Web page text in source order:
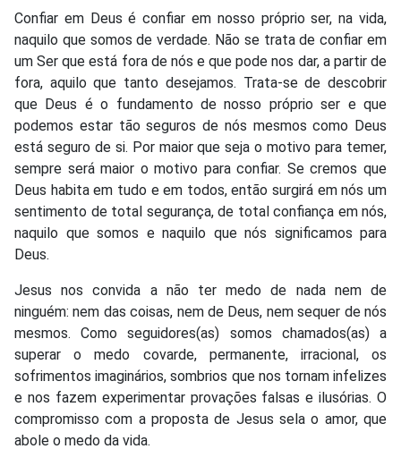
Confiar em Deus é confiar em nosso próprio ser, na vida,
naquilo que somos de verdade. Não se trata de confiar em
um Ser que está fora de nós e que pode nos dar, a partir de
fora, aquilo que tanto desejamos. Trata-se de descobrir
que Deus é o fundamento de nosso próprio ser e que
podemos estar tão seguros de nós mesmos como Deus
está seguro de si. Por maior que seja o motivo para temer,
sempre será maior o motivo para confiar. Se cremos que
Deus habita em tudo e em todos, então surgirá em nós um
sentimento de total segurança, de total confiança em nós,
naquilo que somos e naquilo que nós significamos para
Deus.
Jesus nos convida a não ter medo de nada nem de
ninguém: nem das coisas, nem de Deus, nem sequer de nós
mesmos. Como seguidores(as) somos chamados(as) a
superar o medo covarde, permanente, irracional, os
sofrimentos imaginários, sombrios que nos tornam infelizes
e nos fazem experimentar provações falsas e ilusórias. O
compromisso com a proposta de Jesus sela o amor, que
abole o medo da vida.